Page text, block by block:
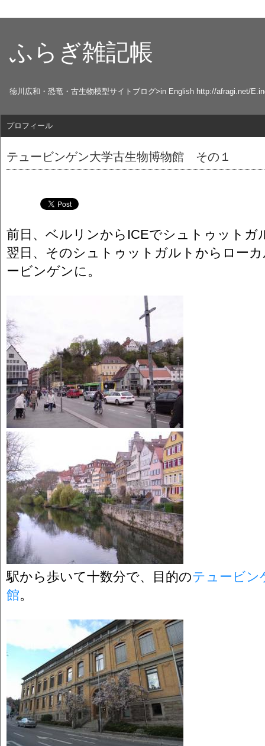
ふらぎ雑記帳
徳川広和・恐竜・古生物模型サイトブログ>in English http://afragi.net/
プロフィール
テュービンゲン大学古生物博物館 その１
前日、ベルリンからICEでシュトゥットガ
翌日、そのシュトゥットガルトからロー
ービンゲンに。
駅から歩いて十数分で、目的のテュービン
館。